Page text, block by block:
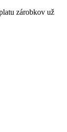
zárobkov už